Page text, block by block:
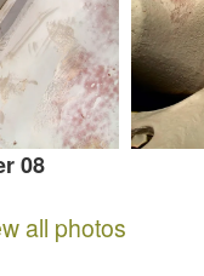
08
all photos